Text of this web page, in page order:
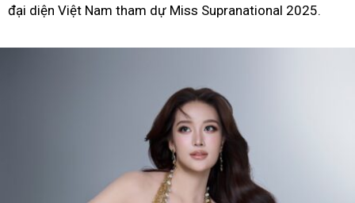
đại diện Việt Nam tham dự Miss Supranational 2025.